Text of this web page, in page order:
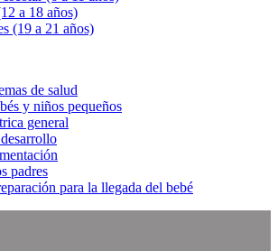
a 18 años)
(19 a 21 años)
de salud
y niños pequeños
general
padres
para la llegada del bebé